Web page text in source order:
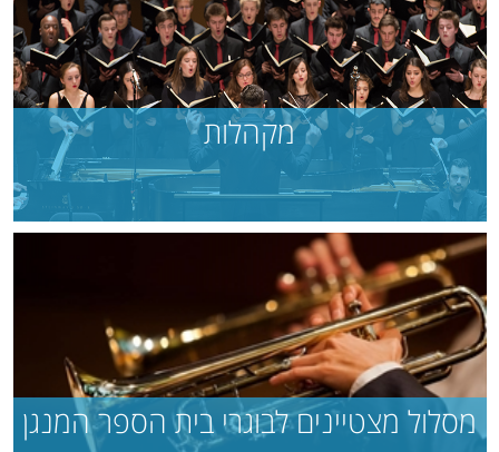
מקהלות
מסלול מצטיינים לבוגרי בית הספר המנגן